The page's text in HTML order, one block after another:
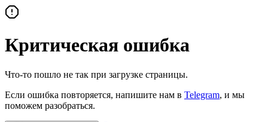
Критическая ошибка
Что-то пошло не так при загрузке страницы.
Если ошибка повторяется, напишите нам в Telegram, и мы
поможем разобраться.